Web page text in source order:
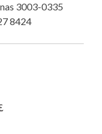
3003-0335
8424